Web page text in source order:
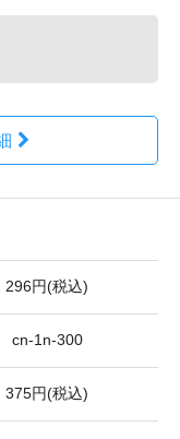
296円(税込)
cn-1n-300
375円(税込)